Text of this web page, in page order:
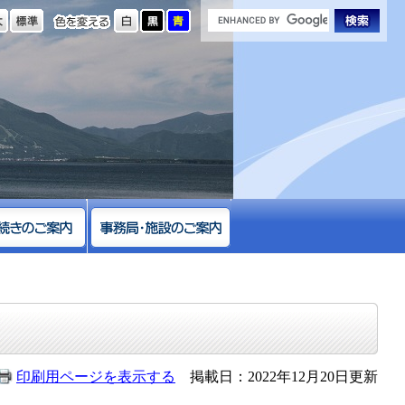
色を変える
大きさ
印刷用ページを表示する
掲載日：2022年12月20日更新